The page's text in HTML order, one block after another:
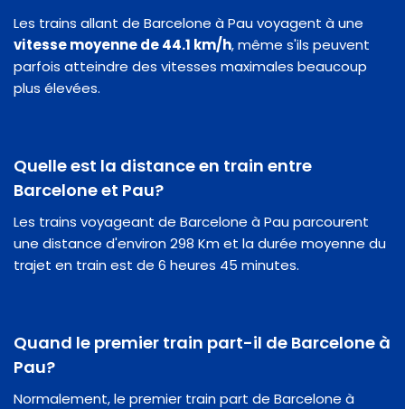
Les trains allant de Barcelone à Pau voyagent à une
vitesse moyenne de 44.1 km/h, même s'ils peuvent
parfois atteindre des vitesses maximales beaucoup
plus élevées.
Quelle est la distance en train entre
Barcelone et Pau?
Les trains voyageant de Barcelone à Pau parcourent
une distance d'environ 298 Km et la durée moyenne du
trajet en train est de 6 heures 45 minutes.
Quand le premier train part-il de Barcelone à
Pau?
Normalement, le premier train part de Barcelone à